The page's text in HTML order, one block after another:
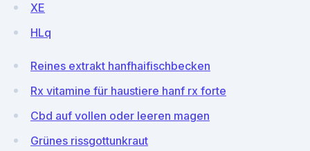
XE
HLq
Reines extrakt hanfhaifischbecken
Rx vitamine für haustiere hanf rx forte
Cbd auf vollen oder leeren magen
Grünes rissgottunkraut